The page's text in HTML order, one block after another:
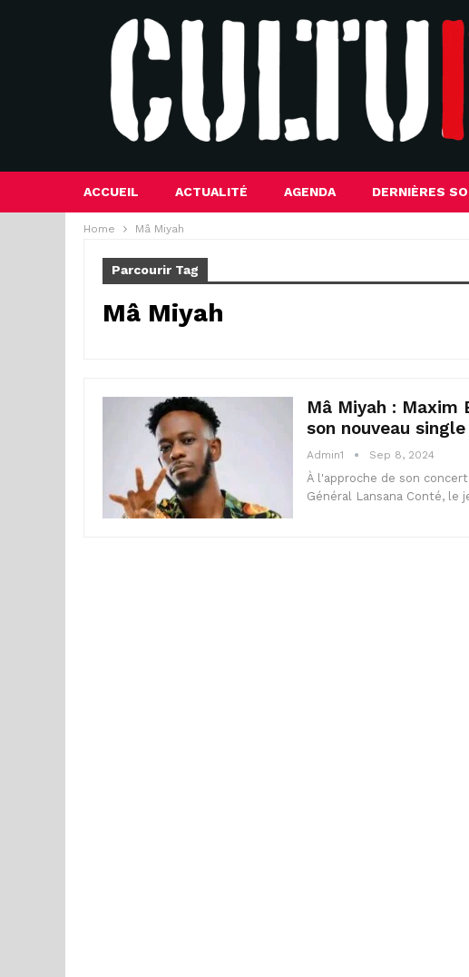
ACCUEIL ACTUALITÉ AGENDA DERNIÈRES
Home Mâ Miyah
Parcourir Tag
Mâ Miyah
Mâ Miyah : Maxim
son nouveau single
Admin1 Sep 8, 2024
À l'approche de son
Général Lansana Conté, le